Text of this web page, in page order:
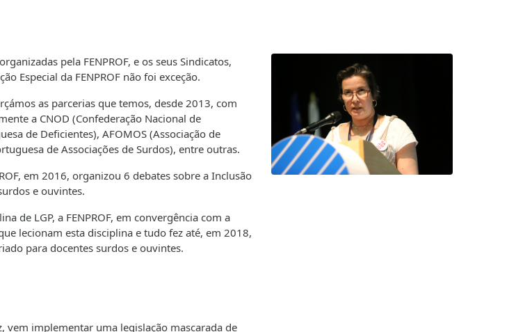
pela FENPROF, e os seus Sindicatos,
Especial da FENPROF não foi exceção.
as parcerias que temos, desde 2013, com
a CNOD (Confederação Nacional de
de Deficientes), AFOMOS (Associação de
de Associações de Surdos), entre outras.
em 2016, organizou 6 debates sobre a Inclusão
e ouvintes.
de LGP, a FENPROF, em convergência com a
lecionam esta disciplina e tudo fez até, em 2018,
para docentes surdos e ouvintes.
vem implementar uma legislação mascarada de